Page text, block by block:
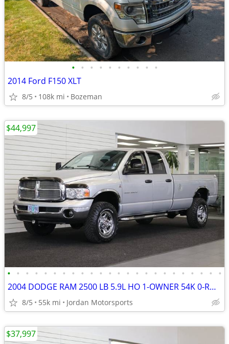
• • • • • • • • • •
2014 Ford F150 XLT
8/5 108k mi Bozeman
• • • • • • • • • • • • • • • • • • • • • • • •
2004 DODGE RAM 2500 LB 5.9L HO 1-OWNER 54K 0-RUST 3500 2005 2006 2007
8/5 55k mi Jordan Motorsports
$44,997
$37,997